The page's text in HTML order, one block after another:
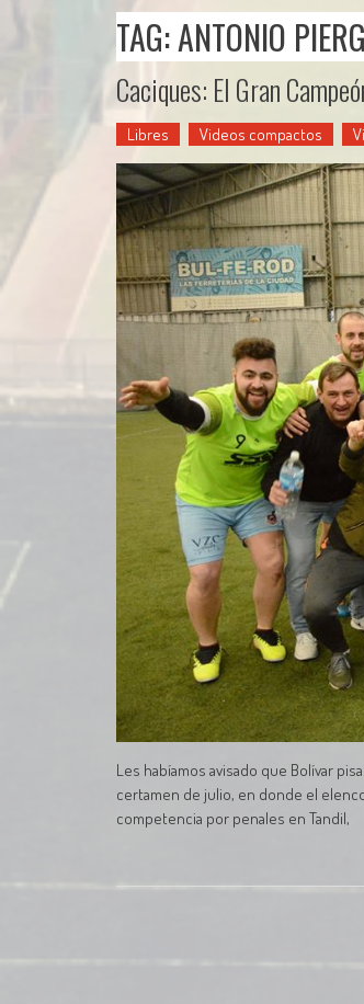
TAG: ANTONIO
Caciques: El Gran
Libres Videos compactos
Les habíamos avisado que Bolívar
certamen de julio, en donde el
competencia por penales en Tandil,